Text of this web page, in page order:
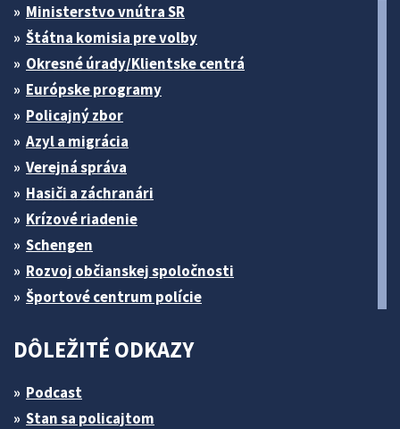
Ministerstvo vnútra SR
Štátna komisia pre volby
Okresné úrady/Klientske centrá
Európske programy
Policajný zbor
Azyl a migrácia
Verejná správa
Hasiči a záchranári
Krízové riadenie
Schengen
Rozvoj občianskej spoločnosti
Športové centrum polície
DÔLEŽITÉ ODKAZY
Podcast
Stan sa policajtom